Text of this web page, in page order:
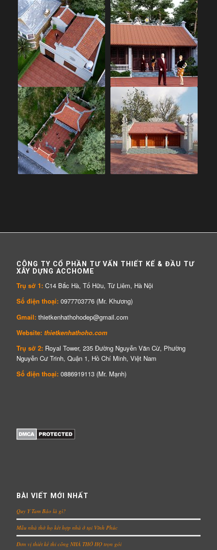
CÔNG TY CỔ PHẦN TƯ VẤN THIẾT KẾ & ĐẦU TƯ
XÂY DỰNG ACCHOME
Trụ sở 1:C14 Bắc Hà, Tố Hữu, Từ Liêm, Hà Nội
Số điện thoại:0977703776 (Mr. Khương)
Gmail:thietkenhathohodep@gmail.com
Website:thietkenhathoho.com
Trụ sở 2:Royal Tower, 235 Đường Nguyễn Văn Cừ, Phường
Nguyễn Cư Trinh, Quận 1, Hồ Chí Minh, Việt Nam
Số điện thoại:0886919113 (Mr. Mạnh)
BÀI VIẾT MỚI NHẤT
Quy Y Tam Bảo là gì?
Mẫu nhà thờ họ kết hợp nhà ở tại Vĩnh Phúc
Đơn vị thiết kế thi công NHÀ THỜ HỌ trọn gói